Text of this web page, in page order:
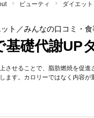
ビューティ ダイエット
ト ／みんなの口コミ・
基礎代謝UP
させることで、脂肪燃焼を促
ます。カロリーではなく内容が